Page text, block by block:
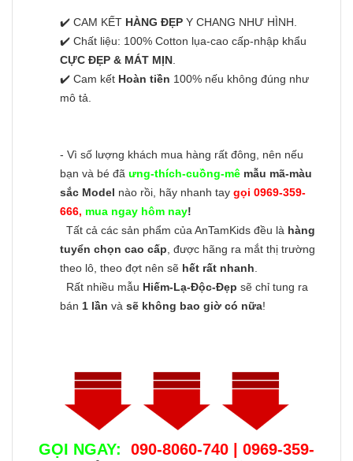
✔️ CAM KẾT HÀNG ĐẸP Y CHANG NHƯ HÌNH.
✔️ Chất liệu: 100% Cotton lụa-cao cấp-nhập khẩu
CỰC ĐẸP & MÁT MỊN.
✔️ Cam kết Hoàn tiền 100% nếu không đúng như
mô tả.
- Vì số lượng khách mua hàng rất đông, nên nếu
bạn và bé đã ưng-thích-cuồng-mê mẫu mã-màu
sắc Model nào rồi, hãy nhanh tay gọi 0969-359-
666, mua ngay hôm nay!
Tất cả các sản phẩm của AnTamKids đều là hàng
tuyển chọn cao cấp, được hãng ra mắt thị trường
theo lô, theo đợt nên sẽ hết rất nhanh.
Rất nhiều mẫu Hiếm-Lạ-Độc-Đẹp sẽ chỉ tung ra
bán 1 lần và sẽ không bao giờ có nữa!
GỌI NGAY:
090-8060-740 | 0969-359-